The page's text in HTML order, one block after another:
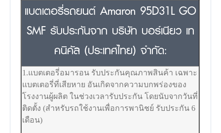
แบตเตอรี่รถยนต์ Amaron 95D31L GO
SMF รับประกันจาก บริษัท บอร์เนียว เท
คนิคัล (ประเทศไทย) จำกัด:
1.แบตเตอรี่อมารอน รับประกันคุณภาพสินค้า เฉพาะ
แบตเตอรี่ที่เสียหาย อันเกิดจากความบกพร่องของ
โรงงานผู้ผลิต ในช่วงเวลารับประกัน โดยนับจากวันที่
ติดตั้ง (สำหรับรถใช้งานเพื่อการพานิชย์ รับประกัน 6
เดือน)